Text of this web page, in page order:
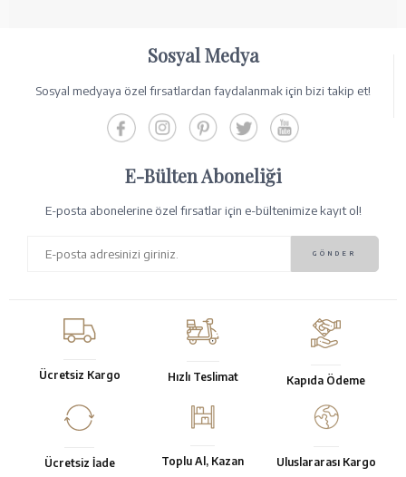
Sosyal Medya
Sosyal medyaya özel fırsatlardan faydalanmak için bizi takip et!
E-Bülten Aboneliği
E-posta abonelerine özel fırsatlar için e-bültenimize kayıt ol!
Ücretsiz Kargo Hızlı Teslimat Kapıda Ödeme
Ücretsiz İade Toplu Al, Kazan Uluslararası Kargo